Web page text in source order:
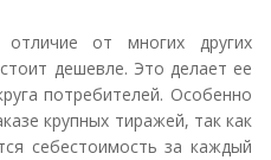
от многих других
дешевле. Это делает ее
потребителей. Особенно
крупных тиражей, так как
себестоимость за каждый